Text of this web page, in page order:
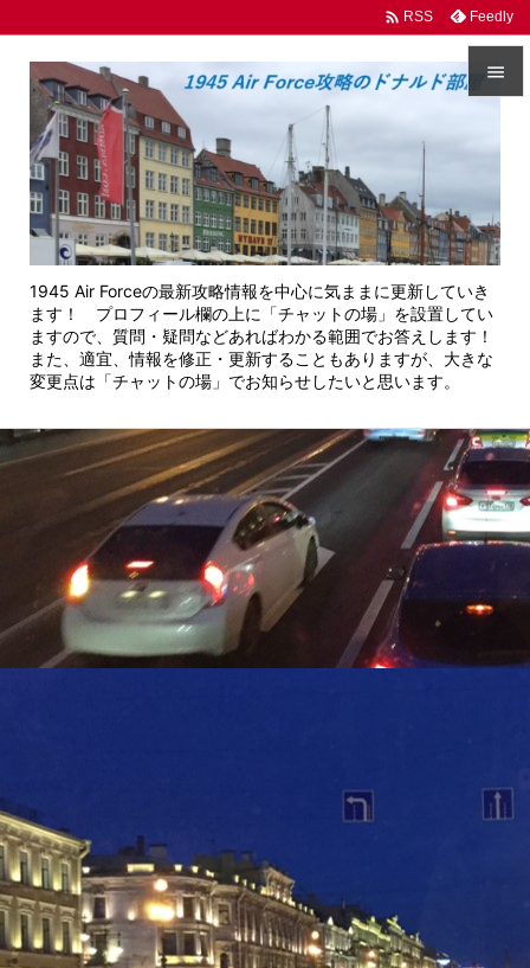


前へ

次へ

 RSS Feedly
1945 Air Forceの最新攻略情報を中心に気ままに更新していき
ます！ プロフィール欄の上に「チャットの場」を設置してい
ますので、質問・疑問などあればわかる範囲でお答えします！
また、適宜、情報を修正・更新することもありますが、大きな
変更点は「チャットの場」でお知らせしたいと思います。